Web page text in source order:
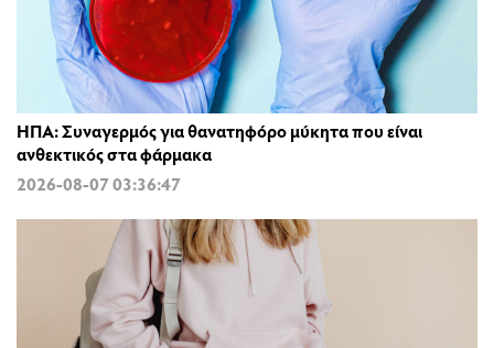
ΗΠΑ: Συναγερμός για θανατηφόρο μύκητα που είναι
ανθεκτικός στα φάρμακα
2026-08-07 03:36:47